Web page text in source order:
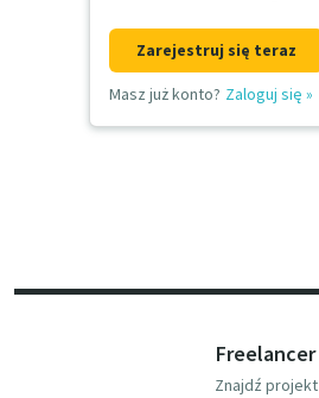
Zarejestruj się teraz
Masz już konto? Zaloguj się »
Freelancer
Znajdź projekt